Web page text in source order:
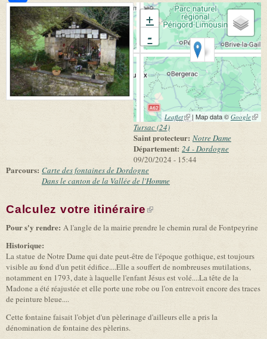
+
-
Leaflet(link is external)
| Map data ©Google(link
Tursac (24)
Saint protecteur: Notre Dame
Département: 24 - Dordogne
09/20/2024 - 15:44
Parcours: Carte des fontaines de Dordogne
Dans le canton de la Vallée de l'Homme
Calculez votre itinéraire(link is external)
Pour s'y rendre: A l'angle de la mairie prendre le chemin rural de Fontpeyrine
Historique:
La statue de Notre Dame qui date peut-être de l'époque gothique, est toujours
visible au fond d'un petit édifice....Elle a souffert de nombreuses mutilations,
notamment en 1793, date à laquelle l'enfant Jésus est volé....La tête de la
Madone a été réajustée et elle porte une robe ou l'on entrevoit encore des traces
de peinture bleue....
Cette fontaine faisait l'objet d'un pèlerinage d'ailleurs elle a pris la
dénomination de fontaine des pèlerins.